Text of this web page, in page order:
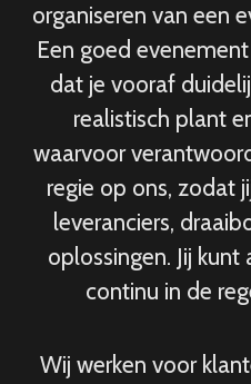
organiseren van een
Een goed
dat je vooraf
realistisch plant
waarvoor
regie op ons, zodat
leveranciers,
oplossingen. Jij
continu in de
Wij werken voor